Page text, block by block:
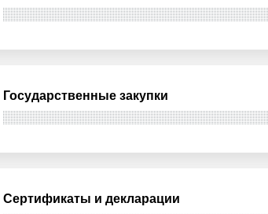
Государственные закупки
Сертификаты и декларации